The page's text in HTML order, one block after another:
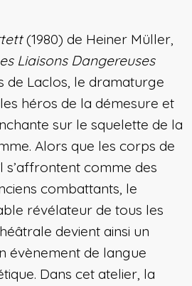
(1980) de Heiner Müller,
Liaisons Dangereuses
de Laclos, le dramaturge
héros de la démesure et
sur le squelette de la
Alors que les corps de
comme des
combattants, le
révélateur de tous les
devient ainsi un
évènement de langue
Dans cet atelier, la